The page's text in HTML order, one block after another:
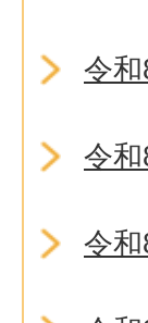
令
令
令